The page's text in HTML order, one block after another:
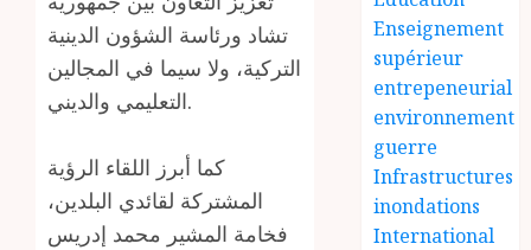
تشاد ورئاسة الشؤون الدينية
التركية، ولا سيما في المجالين
التعليمي والديني.
كما أبرز اللقاء الرؤية
المشتركة لقائدي البلدين،
فخامة المشير محمد إدريس
Enseignement
supérieur
entrepeneurial
environnement
guerre
Infrastructures
inondations
International